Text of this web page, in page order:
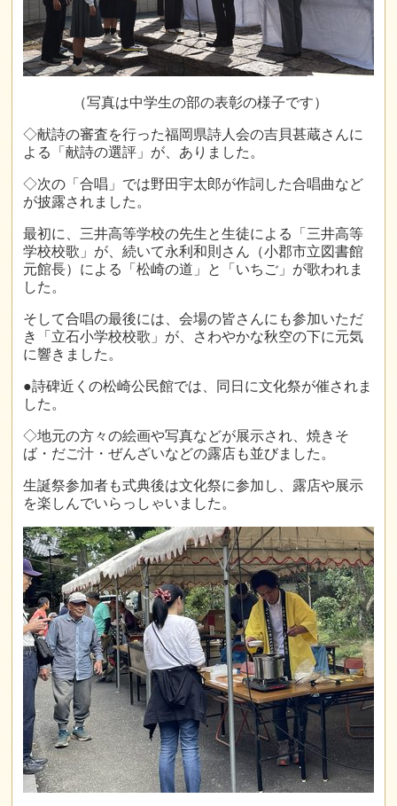
（写真は中学生の部の表彰の様子です）
◇献詩の審査を行った福岡県詩人会の吉貝甚蔵さんに
よる「献詩の選評」が、ありました。
◇次の「合唱」では野田宇太郎が作詞した合唱曲など
が披露されました。
最初に、三井高等学校の先生と生徒による「三井高等
学校校歌」が、続いて永利和則さん（小郡市立図書館
元館長）による「松崎の道」と「いちご」が歌われま
した。
そして合唱の最後には、会場の皆さんにも参加いただ
き「立石小学校校歌」が、さわやかな秋空の下に元気
に響きました。
●詩碑近くの松崎公民館では、同日に文化祭が催されま
した。
◇地元の方々の絵画や写真などが展示され、焼きそ
ば・だご汁・ぜんざいなどの露店も並びました。
生誕祭参加者も式典後は文化祭に参加し、露店や展示
を楽しんでいらっしゃいました。